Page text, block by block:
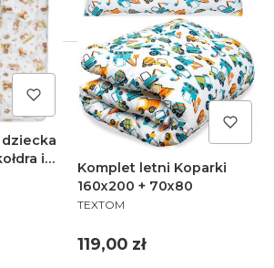
i
Komplet letni Koparki
160x200 + 70x80
PRODUCENT
TEXTOM
Cena
119,00 zł